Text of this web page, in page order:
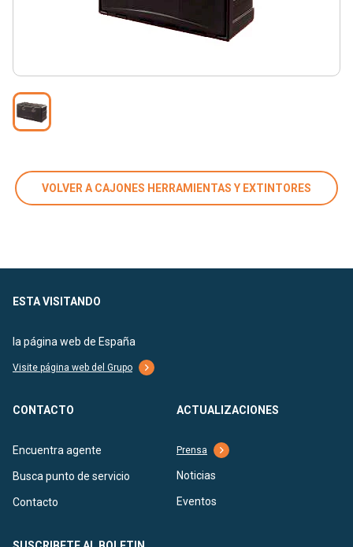
VOLVER A CAJONES HERRAMIENTAS Y EXTINTORES
ESTA VISITANDO
la página web de España
Visite página web del Grupo
CONTACTO
Encuentra agente
Busca punto de servicio
Contacto
ACTUALIZACIONES
Prensa
Noticias
Eventos